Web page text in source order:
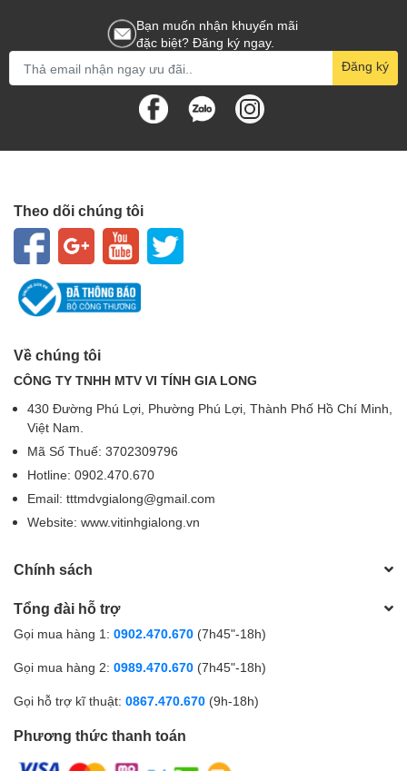
Bạn muốn nhận khuyến mãi
đặc biệt? Đăng ký ngay.
Đăng ký
Theo dõi chúng tôi
Về chúng tôi
CÔNG TY TNHH MTV VI TÍNH GIA LONG
430 Đường Phú Lợi, Phường Phú Lợi, Thành Phố Hồ Chí Minh,
Việt Nam.
Mã Số Thuế: 3702309796
Hotline: 0902.470.670
Email: tttmdvgialong@gmail.com
Website: www.vitinhgialong.vn
Chính sách
Tổng đài hỗ trợ
Gọi mua hàng 1: 0902.470.670 (7h45"-18h)
Gọi mua hàng 2: 0989.470.670 (7h45"-18h)
Gọi hỗ trợ kĩ thuật: 0867.470.670 (9h-18h)
Phương thức thanh toán